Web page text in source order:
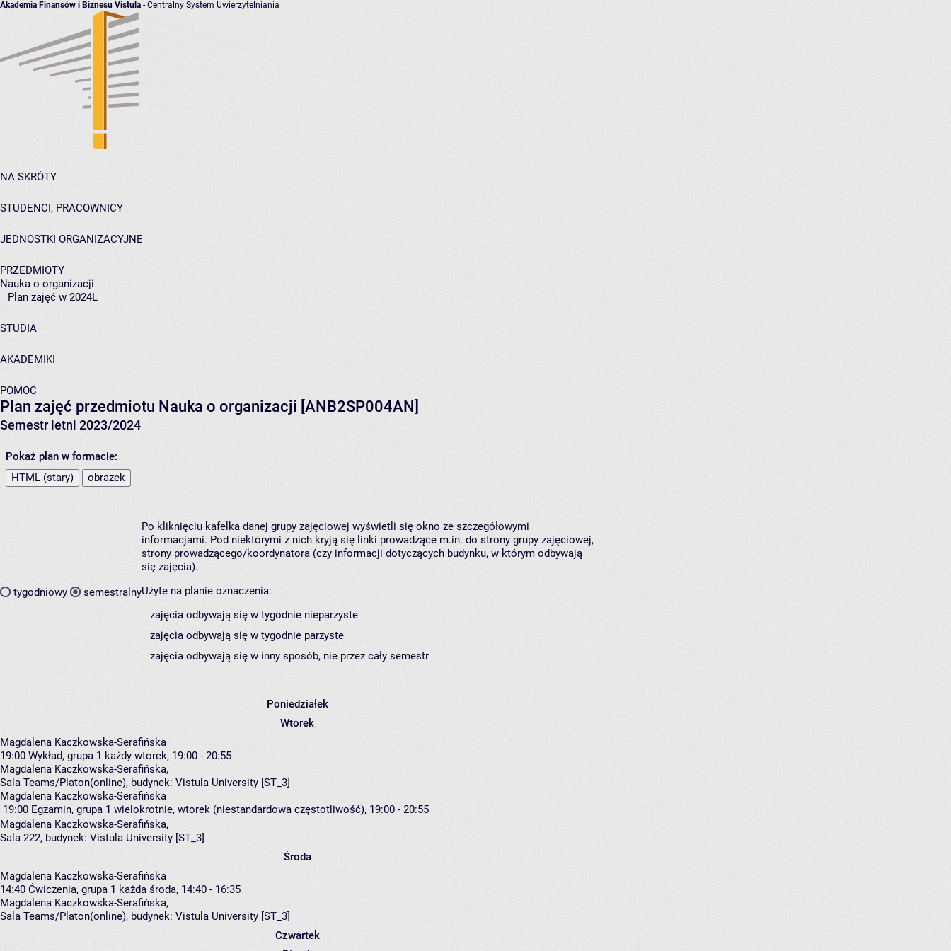
Akademia Finansów i Biznesu Vistula - Centralny System Uwierzytelniania
NA SKRÓTY
STUDENCI, PRACOWNICY
JEDNOSTKI ORGANIZACYJNE
PRZEDMIOTY
Nauka o organizacji
Plan zajęć w 2024L
STUDIA
AKADEMIKI
POMOC
Plan zajęć przedmiotu Nauka o organizacji [ANB2SP004AN]
Semestr letni 2023/2024
Pokaż plan w formacie:
HTML (stary)
obrazek
tygodniowy semestralny
Po kliknięciu kafelka danej grupy zajęciowej wyświetli się okno ze szczegółowymi
informacjami. Pod niektórymi z nich kryją się linki prowadzące m.in. do strony grupy zajęciowej,
strony prowadzącego/koordynatora (czy informacji dotyczących budynku, w którym odbywają
się zajęcia).
Użyte na planie oznaczenia:
zajęcia odbywają się w tygodnie nieparzyste
zajęcia odbywają się w tygodnie parzyste
zajęcia odbywają się w inny sposób, nie przez cały semestr
Poniedziałek
Wtorek
Magdalena Kaczkowska-Serafińska
19:00 Wykład, grupa 1 każdy wtorek, 19:00 - 20:55
Magdalena Kaczkowska-Serafińska,
Sala Teams/Platon(online), budynek: Vistula University [ST_3]
Magdalena Kaczkowska-Serafińska
19:00 Egzamin, grupa 1 wielokrotnie, wtorek (niestandardowa częstotliwość), 19:00 - 20:55
Magdalena Kaczkowska-Serafińska,
Sala 222, budynek: Vistula University [ST_3]
Środa
Magdalena Kaczkowska-Serafińska
14:40 Ćwiczenia, grupa 1 każda środa, 14:40 - 16:35
Magdalena Kaczkowska-Serafińska,
Sala Teams/Platon(online), budynek: Vistula University [ST_3]
Czwartek